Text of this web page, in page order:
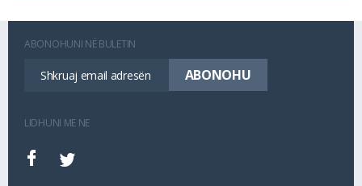
ABONOHUNI NË BULETIN
LIDHUNI ME NE